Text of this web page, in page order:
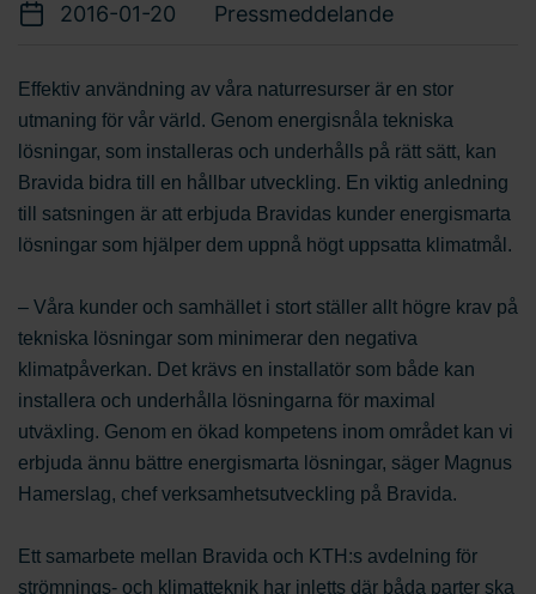
2016-01-20 Pressmeddelande
Effektiv användning av våra naturresurser är en stor
utmaning för vår värld. Genom energisnåla tekniska
lösningar, som installeras och underhålls på rätt sätt, kan
Bravida bidra till en hållbar utveckling. En viktig anledning
till satsningen är att erbjuda Bravidas kunder energismarta
lösningar som hjälper dem uppnå högt uppsatta klimatmål.
– Våra kunder och samhället i stort ställer allt högre krav på
tekniska lösningar som minimerar den negativa
klimatpåverkan. Det krävs en installatör som både kan
installera och underhålla lösningarna för maximal
utväxling. Genom en ökad kompetens inom området kan vi
erbjuda ännu bättre energismarta lösningar, säger Magnus
Hamerslag, chef verksamhetsutveckling på Bravida.
Ett samarbete mellan Bravida och KTH:s avdelning för
strömnings- och klimatteknik har inletts där båda parter ska